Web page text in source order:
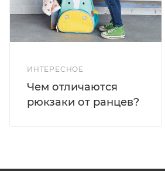
ИНТЕРЕСНОЕ
Чем отличаются
рюкзаки от ранцев?